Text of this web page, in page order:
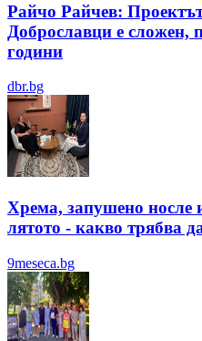
Райчо Райчев:
Доброславци е сложен,
години
dbr.bg
Хрема, запушено
лятотo - какво трябва
9meseca.bg